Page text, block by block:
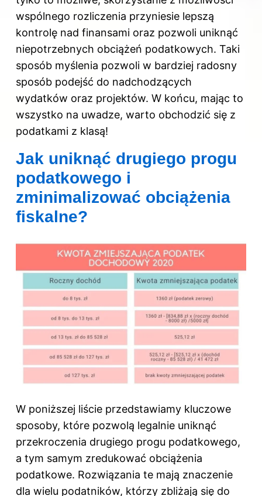
wspólnego rozliczenia przyniesie lepszą
kontrolę nad finansami oraz pozwoli uniknąć
niepotrzebnych obciążeń podatkowych. Taki
sposób myślenia pozwoli w bardziej radosny
sposób podejść do nadchodzących
wydatków oraz projektów. W końcu, mając to
wszystko na uwadze, warto obchodzić się z
podatkami z klasą!
Jak uniknąć drugiego progu
podatkowego i
zminimalizować obciążenia
fiskalne?
W poniższej liście przedstawiamy kluczowe
sposoby, które pozwolą legalnie uniknąć
przekroczenia drugiego progu podatkowego,
a tym samym zredukować obciążenia
podatkowe. Rozwiązania te mają znaczenie
dla wielu podatników, którzy zbliżają się do